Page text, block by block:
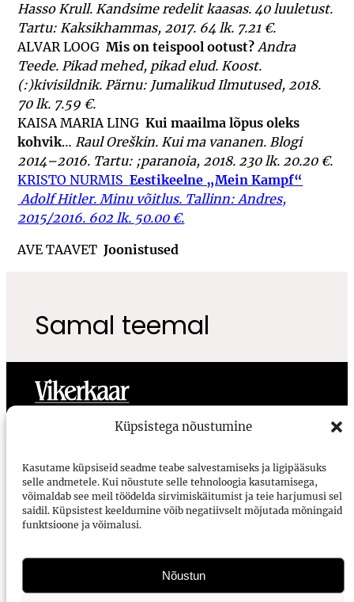
Küpsistega nõustumine
Kasutame küpsiseid seadme teabe salvestamiseks ja ligipääsuks
selle andmetele. Kui nõustute selle tehnoloogia kasutamisega,
võimaldab see meil töödelda sirvimiskäitumist ja teie harjumusi sel
saidil. Küpsistest keeldumine võib negatiivselt mõjutada mõningaid
funktsioone ja võimalusi.
Nõustun
Hasso Krull. Kandsime redelit kaasas. 40 luuletust.
Tartu: Kaksikhammas, 2017. 64 lk. 7.21 €.
ALVAR LOOGMis on teispool ootust? Andra
Teede. Pikad mehed, pikad elud. Koost.
(:)kivisildnik. Pärnu: Jumalikud Ilmutused, 2018.
70 lk. 7.59 €.
KAISA MARIA LINGKui maailma lõpus oleks
kohvik…Raul Oreškin. Kui ma vananen. Blogi
2014–2016. Tartu: ;paranoia, 2018. 230 lk. 20.20 €.
KRISTO NURMISEestikeelne „Mein Kampf“
Adolf Hitler. Minu võitlus. Tallinn: Andres,
2015/2016. 602 lk. 50.00 €.
AVE TAAVETJoonistused
Samal teemal
MeistLigipääsetavusKasutustingimused
Vikerkaar
Voorimehe 9, 10146, Tallinn
vikerkaar@vikerkaar.ee